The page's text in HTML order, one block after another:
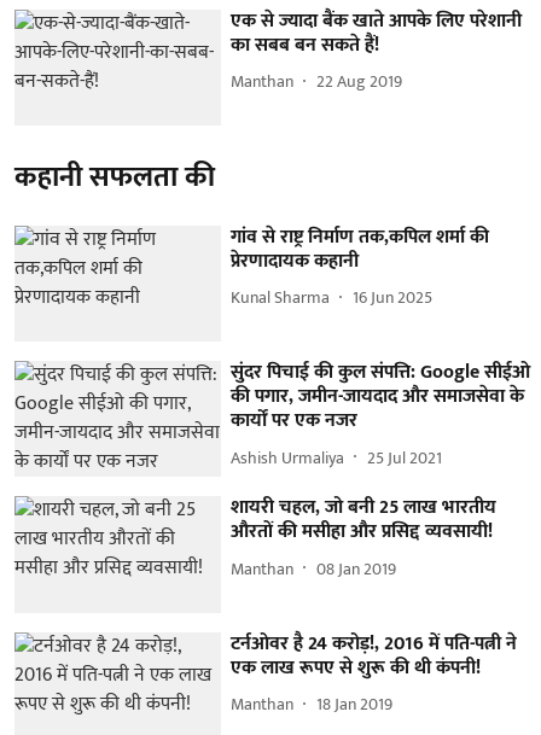
एक से ज्यादा बैंक खाते आपके लिए परेशानी
का सबब बन सकते हैं!
Manthan 22 Aug 2019
कहानी सफलता की
गांव से राष्ट्र निर्माण तक,कपिल शर्मा की
प्रेरणादायक कहानी
Kunal Sharma 16 Jun 2025
सुंदर पिचाई की कुल संपत्ति: Google सीईओ
की पगार, जमीन-जायदाद और समाजसेवा के
कार्यों पर एक नजर
Ashish Urmaliya 25 Jul 2021
शायरी चहल, जो बनी 25 लाख भारतीय
औरतों की मसीहा और प्रसिद्द व्यवसायी!
Manthan 08 Jan 2019
टर्नओवर है 24 करोड़!, 2016 में पति-पत्नी ने
एक लाख रूपए से शुरू की थी कंपनी!
Manthan 18 Jan 2019